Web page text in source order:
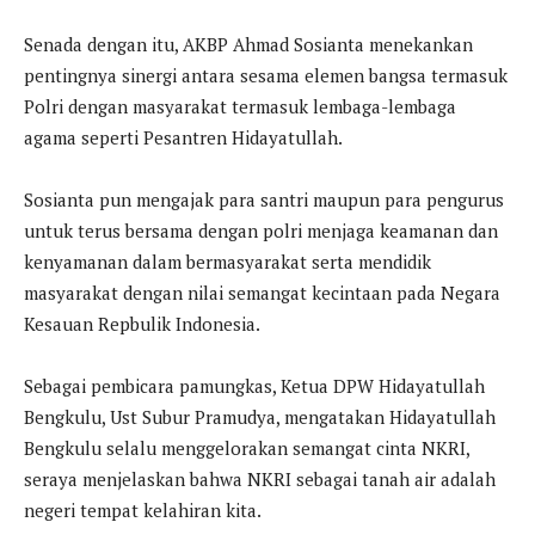
Senada dengan itu, AKBP Ahmad Sosianta menekankan
pentingnya sinergi antara sesama elemen bangsa termasuk
Polri dengan masyarakat termasuk lembaga-lembaga
agama seperti Pesantren Hidayatullah.
Sosianta pun mengajak para santri maupun para pengurus
untuk terus bersama dengan polri menjaga keamanan dan
kenyamanan dalam bermasyarakat serta mendidik
masyarakat dengan nilai semangat kecintaan pada Negara
Kesauan Repbulik Indonesia.
Sebagai pembicara pamungkas, Ketua DPW Hidayatullah
Bengkulu, Ust Subur Pramudya, mengatakan Hidayatullah
Bengkulu selalu menggelorakan semangat cinta NKRI,
seraya menjelaskan bahwa NKRI sebagai tanah air adalah
negeri tempat kelahiran kita.